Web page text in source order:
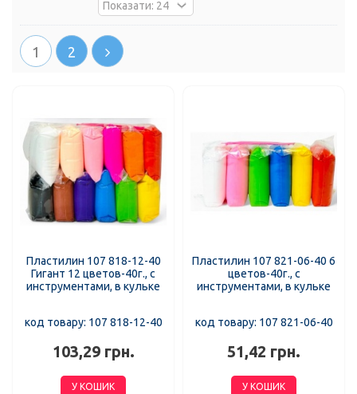
1 2
Пластилин 107 818-12-40
Гигант 12 цветов-40г., с
инструментами, в кульке
код товару: 107 818-12-40
103,29 грн.
У КОШИК
Пластилин 107 821-06-40 6
цветов-40г., с
инструментами, в кульке
код товару: 107 821-06-40
51,42 грн.
У КОШИК